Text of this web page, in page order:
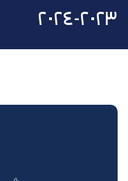
٢٠٢٣-٢٠٢٤